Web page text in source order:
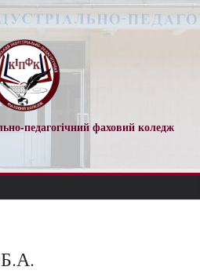
педагогічний фаховий коледж